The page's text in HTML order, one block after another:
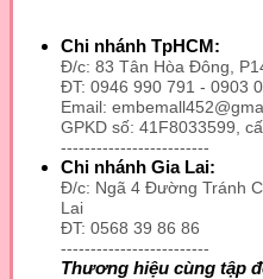
nhiều
Chi nhánh TpHCM:
Đ/c: 83 Tân Hòa Đông,
ĐT: 0946 990 791 - 0903
Email:
GPKD số: 41F8033599,
-------------------------
Chi nhánh Gia Lai:
Đ/c: Ngã 4 Đường Tránh
Lai
ĐT: 0568 39 86 86
-------------------------
Thương hiệu cùng tập